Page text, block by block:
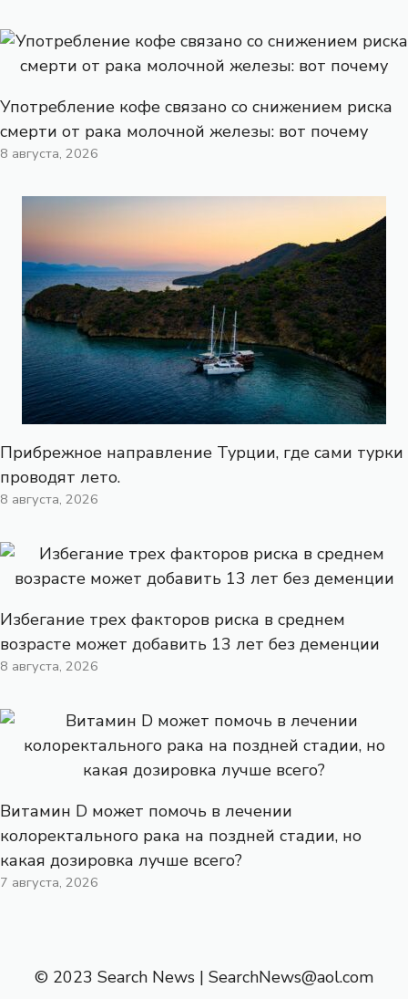
Употребление кофе связано со снижением риска
смерти от рака молочной железы: вот почему
8 августа, 2026
Прибрежное направление Турции, где сами турки
проводят лето.
8 августа, 2026
Избегание трех факторов риска в среднем
возрасте может добавить 13 лет без деменции
8 августа, 2026
Витамин D может помочь в лечении
колоректального рака на поздней стадии, но
какая дозировка лучше всего?
7 августа, 2026
© 2023 Search News | SearchNews@aol.com